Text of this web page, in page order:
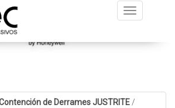
Toggle
de Derrames JUSTRITE /